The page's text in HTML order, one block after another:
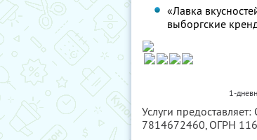
«Лавка
выборгские
1-
Услуги
7814672460, ОГРН